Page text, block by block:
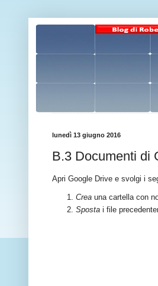
lunedì 13 giugno 2016
B.3 Documenti di
Apri Google Drive e svolgi i
Crea una cartella con
Sposta i file